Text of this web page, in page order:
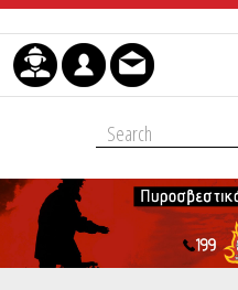
Μετάβαση στο περιεχόμενο